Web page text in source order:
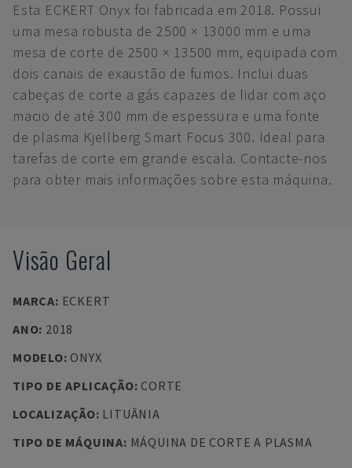
Esta ECKERT Onyx foi fabricada em 2018. Possui
uma mesa robusta de 2500 × 13000 mm e uma
mesa de corte de 2500 × 13500 mm, equipada com
dois canais de exaustão de fumos. Inclui duas
cabeças de corte a gás capazes de lidar com aço
macio de até 300 mm de espessura e uma fonte
de plasma Kjellberg Smart Focus 300. Ideal para
tarefas de corte em grande escala. Contacte-nos
para obter mais informações sobre esta máquina.
Visão Geral
MARCA: ECKERT
ANO: 2018
MODELO: ONYX
TIPO DE APLICAÇÃO: CORTE
LOCALIZAÇÃO: LITUÂNIA
TIPO DE MÁQUINA: MÁQUINA DE CORTE A PLASMA